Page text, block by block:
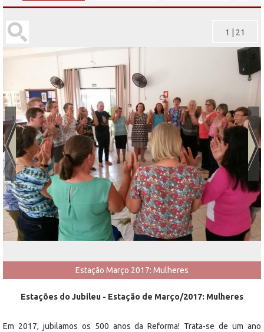
Estação Março 2017: Mulheres
1 21
Estações do Jubileu - Estação de Março/2017: Mulheres
Em 2017, jubilamos os 500 anos da Reforma! Trata-se de um ano